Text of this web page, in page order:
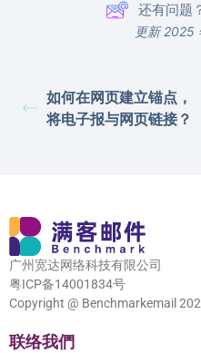
还有问题
更新 2025
如何在网页建立锚点，
将电子报与网页链接？
广州宽达网络科技有限公司
粤ICP备14001834号
Copyright @ Benchmarkemail
联络我們